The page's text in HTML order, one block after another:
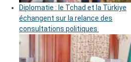
Diplomatie : le Tchad et la Türkiye
échangent sur la relance des
consultations politiques